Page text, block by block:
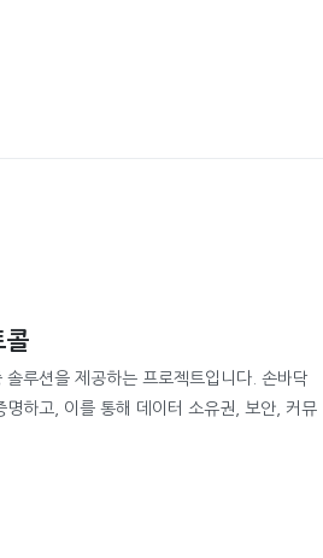
콜
루션을 제공하는 프로젝트입니다. 손바닥
하고, 이를 통해 데이터 소유권, 보안, 커뮤